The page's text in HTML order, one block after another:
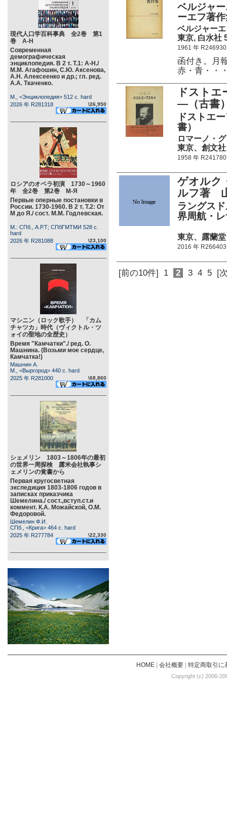
現代人口学百科事典 全2巻 第1
巻 А-Н
Современная
демографическая
энциклопедия. В 2 т. Т.1: А-Н./
М.М. Агафошин, С.Ю. Аксенова,
А.Н. Алексеенко и др.; гл. ред.
А.А. Ткаченко.
М., <Энциклопедия> 512 c. hard
2026 年 R281318
\26,950
ロシアのオペラ初演 1730～1960
年 全2巻 第2巻 М-Я
Первые оперные постановки в
России. 1730-1960. В 2 т. Т.2: От
М до Я./ сост. М.М. Годлевская.
М.: СПб., А.Р.Т; СПбГМТМИ 528 c.
hard
2026 年 R281088
\23,100
マシニン（ロック歌手） 「カム
チャツカ」時代（ヴィクトル・ツ
ォイの聖地の全歴史）
Время "Камчатки"./ ред. О.
Машнина. (Возьми мое сердце,
Камчатка!)
Машнин А.
М., <Выргород> 440 c. hard
2025 年 R281000
\68,860
シェメリン 1803～1806年の最初
の世界一周探検 露米会社執事シ
ェメリンの覚書から
Первая кругосветная
экспедиция 1803-1806 годов в
записках приказчика
Шемелина./ сост.,вступ.ст.и
коммент. К.А. Можайской, О.М.
Федоровой.
Шемелин Ф.И.
СПб., <Крига> 464 c. hard
2025 年 R277784
\22,330
ベルジャ
ーエフ著
ベルジャー
東京, 白水社
1961 年 R246930
函付き。月
赤・青・・
ドスト
―（古書
ドストエ
書）
ロマーノ・
東京、創文
1958 年 R241780
ゲオルク
ルフ著
ラングス
界周航・
東京、露蘭
2016 年 R266403
[前の10件] 1 2 3 4 5 [
HOME| 会社概要| 特定商取引に
Copyright (c) 2006-